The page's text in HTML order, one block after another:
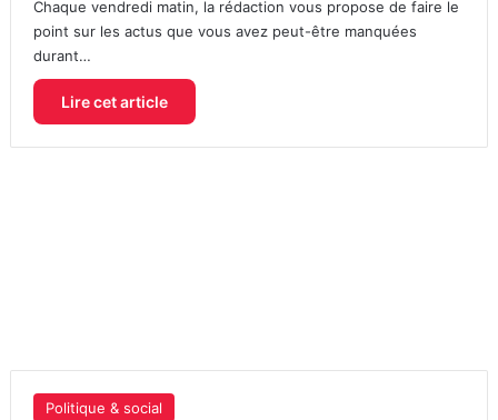
Chaque vendredi matin, la rédaction vous propose de faire le
point sur les actus que vous avez peut-être manquées
durant…
Lire cet article
Politique & social